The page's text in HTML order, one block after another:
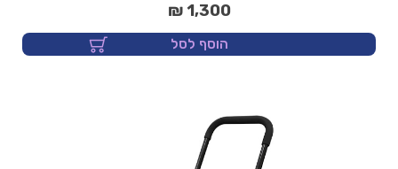
1,300 ₪
הוסף לסל